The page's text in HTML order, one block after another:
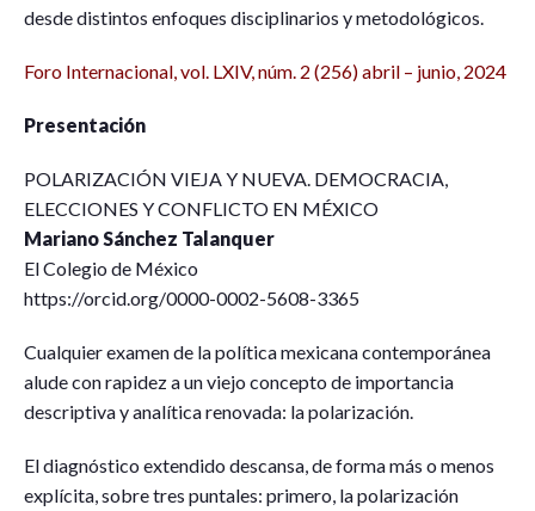
desde distintos enfoques disciplinarios y metodológicos.
Foro Internacional, vol. LXIV, núm. 2 (256) abril – junio, 2024
Presentación
POLARIZACIÓN VIEJA Y NUEVA. DEMOCRACIA,
ELECCIONES Y CONFLICTO EN MÉXICO
Mariano Sánchez Talanquer
El Colegio de México
https://orcid.org/0000-0002-5608-3365
Cualquier examen de la política mexicana contemporánea
alude con rapidez a un viejo concepto de importancia
descriptiva y analítica renovada: la polarización.
El diagnóstico extendido descansa, de forma más o menos
explícita, sobre tres puntales: primero, la polarización